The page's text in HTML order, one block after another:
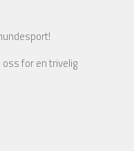
for en trivelig